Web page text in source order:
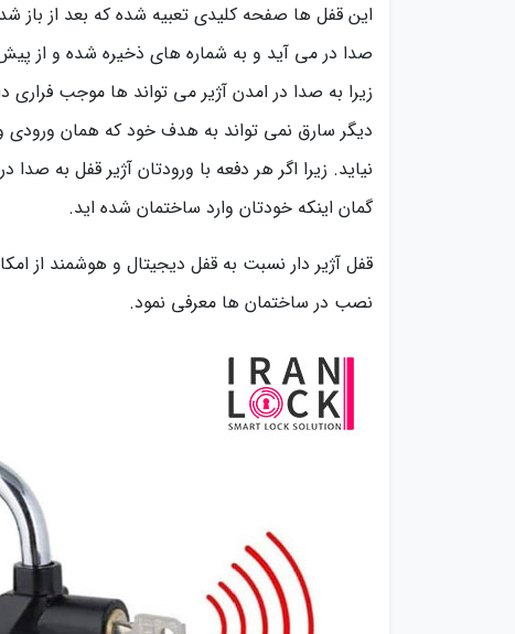
این قفل ها صفحه کلیدی تعبیه شده که بعد از باز شدن
صدا در می آید و به شماره های ذخیره شده و از
زیرا به صدا در امدن آژیر می تواند ها موجب فراری
دیگر سارق نمی تواند به هدف خود که همان ورودی و
نیاید. زیرا اگر هر دفعه با ورودتان آژیر قفل به
گمان اینکه خودتان وارد ساختمان شده اید.
قفل آژیر دار نسبت به قفل دیجیتال و هوشمند از
نصب در ساختمان ها معرفی نمود.